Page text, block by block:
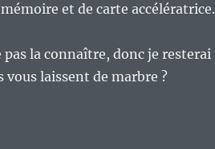
et de carte accélératrice.
pas la connaître, donc je resterai
vous laissent de marbre ?